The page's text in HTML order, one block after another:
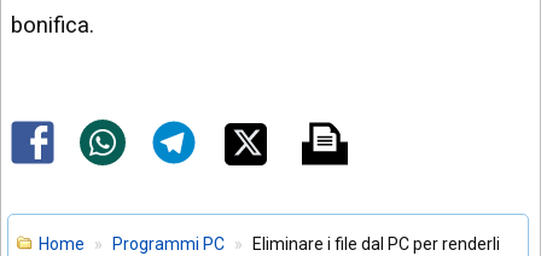
bonifica.
Home Programmi PC
Eliminare i file dal PC per renderli